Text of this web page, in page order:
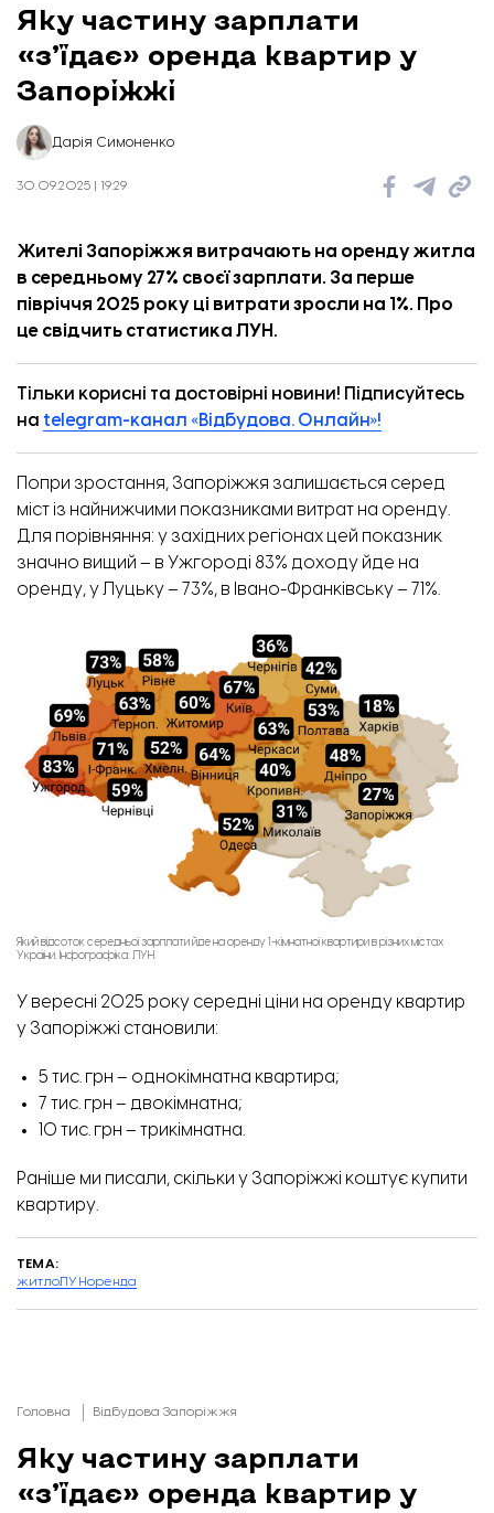
Яку частину зарплати
«з’їдає» оренда квартир у
Запоріжжі
Дарія Симоненко
30.09.2025 | 19:29
Жителі Запоріжжя витрачають на оренду житла
в середньому 27% своєї зарплати. За перше
півріччя 2025 року ці витрати зросли на 1%. Про
це свідчить статистика ЛУН.
Тільки корисні та достовірні новини! Підписуйтесь
на telegram-канал «Відбудова. Онлайн»!
Попри зростання, Запоріжжя залишається серед
міст із найнижчими показниками витрат на оренду.
Для порівняння: у західних регіонах цей показник
значно вищий – в Ужгороді 83% доходу йде на
оренду, у Луцьку – 73%, в Івано-Франківську – 71%.
Який відсоток середньої зарплати йде на оренду 1-кімнатної квартири в різних містах
України. Інфографіка: ЛУН.
У вересні 2025 року середні ціни на оренду квартир
у Запоріжжі становили:
5 тис. грн – однокімнатна квартира;
7 тис. грн – двокімнатна;
10 тис. грн – трикімнатна.
Раніше ми писали, скільки у Запоріжжі коштує купити
квартиру.
ТЕМА:
житлоЛУНоренда
Головна Відбудова Запоріжжя
Яку частину зарплати
«з’їдає» оренда квартир у